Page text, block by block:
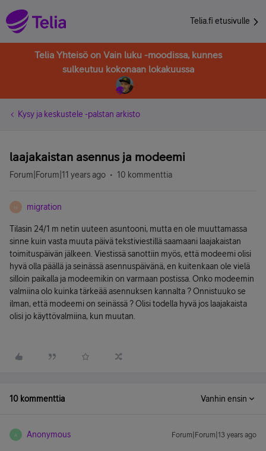
Telia.fi etusivulle
Telia Yhteisö on Vain luku -moodissa, kunnes
sulkeutuu kokonaan lokakuussa
Kysy ja keskustele -palstan arkisto
laajakaistan asennus ja modeemi
Forum|Forum|11 years ago 10 kommenttia
M migration
Tilasin 24/1 m netin uuteen asuntooni, mutta en ole muuttamassa
sinne kuin vasta muuta päivä tekstiviestillä saamaani laajakaistan
toimituspäivän jälkeen. Viestissä sanottiin myös, että modeemi olisi
hyvä olla päällä ja seinässä asennuspäivänä, en kuitenkaan ole vielä
silloin paikalla ja modeemikin on varmaan postissa. Onko modeemin
valmiina olo kuinka tärkeää asennuksen kannalta ? Onnistuuko se
ilman, että modeemi on seinässä ? Olisi todella hyvä jos laajakaista
olisi jo käyttövalmiina, kun muutan.
10 kommenttia Vanhin ensin
A Anonymous Forum|Forum|13 years ago